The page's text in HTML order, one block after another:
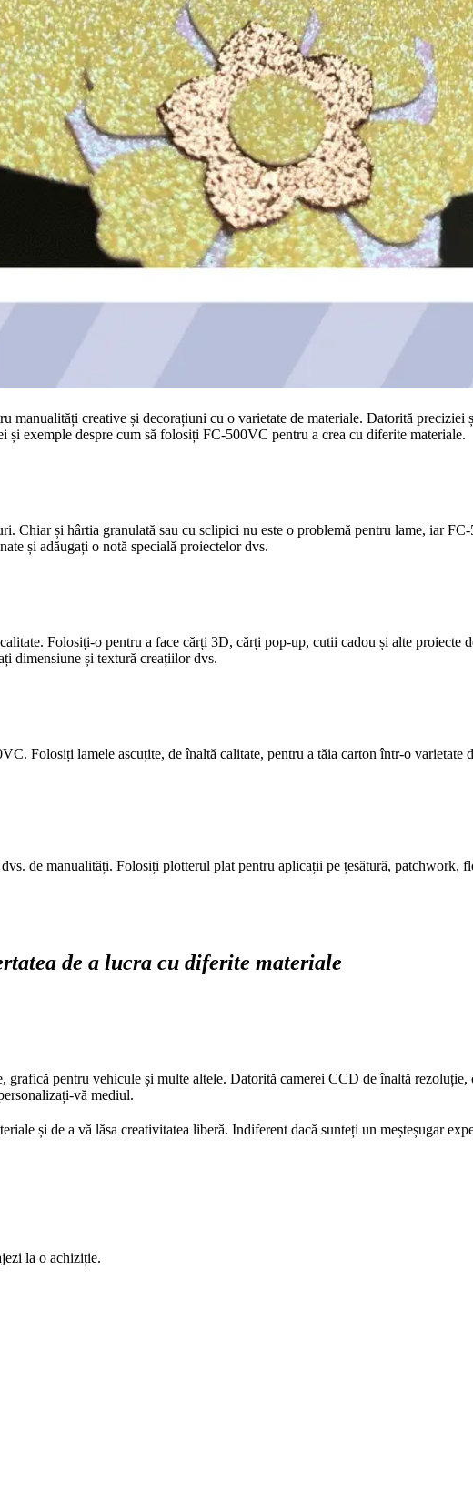
creative și decorațiuni cu o varietate de materiale. Datorită preciziei
și exemple despre cum să folosiți FC-500VC pentru a crea cu diferite materiale.
Chiar și hârtia granulată sau cu sclipici nu este o problemă pentru lame, iar
și adăugați o notă specială proiectelor dvs.
Folosiți-o pentru a face cărți 3D, cărți pop-up, cutii cadou și alte proiecte
dimensiune și textură creațiilor dvs.
Folosiți lamele ascuțite, de înaltă calitate, pentru a tăia carton într-o varietate
de manualități. Folosiți plotterul plat pentru aplicații pe țesătură, patchwork,
de a lucra cu diferite materiale
pentru vehicule și multe altele. Datorită camerei CCD de înaltă rezoluție,
vă mediul.
și de a vă lăsa creativitatea liberă. Indiferent dacă sunteți un meșteșugar
la o achiziție.